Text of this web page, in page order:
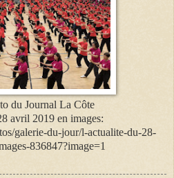
du Journal La Côte
avril 2019 en images:
galerie-du-jour/l-actualite-du-28-
836847?image=1